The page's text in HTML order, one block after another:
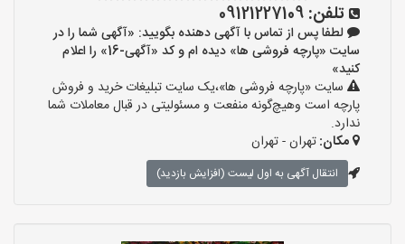
تلفن: 09121227109
لطفا پس از تماس با آگهی دهنده بگویید: «آگهی شما را در
سایت «پارچه فروشی ها» دیده ام و کد «آگهی-16» را اعلام
کنید»
سایت «پارچه فروشی ها»،یک سایت تبلیغات خرید و فروش
پارچه است وهیچ‌گونه منفعت و مسئولیتی در قبال معاملات شما
ندارد.
مکان:تهران - تهران
انتقال آگهی به اول لیست (افزایش بازدید)